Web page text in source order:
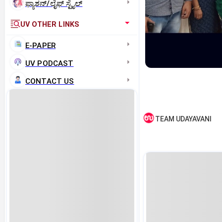
ಫ್ಯಾಶನ್/ಲೈಫ್‌ ಸ್ಟೈಲ್
UV OTHER LINKS
E-PAPER
UV PODCAST
CONTACT US
TEAM UDAYAVANI